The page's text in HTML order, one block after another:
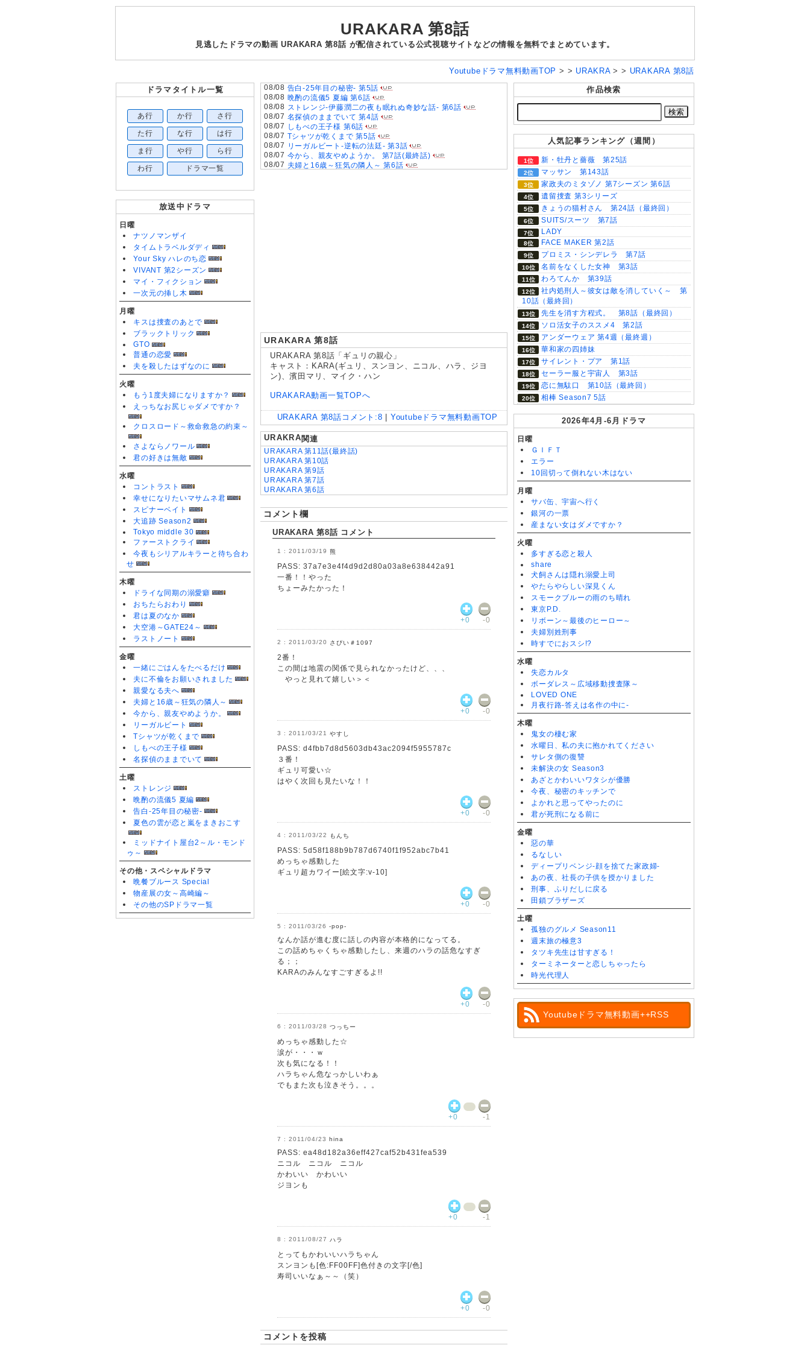
URAKARA 第8話
見逃したドラマの動画 URAKARA 第8話 が配信されている公式視聴サイトなどの情報を無料でまとめています。
Youtubeドラマ無料動画TOP > > URAKRA> > URAKARA 第8話
ドラマタイトル一覧
あ行 か行 さ行
た行 な行 は行
ま行 や行 ら行
わ行 ドラマ一覧
放送中ドラマ
日曜
ナツノマンザイ
タイムトラベルダディ
Your Sky ハレのち恋
VIVANT 第2シーズン
マイ・フィクション
一次元の挿し木
月曜
キスは捜査のあとで
ブラックトリック
GTO
普通の恋愛
夫を殺したはずなのに
火曜
もう1度夫婦になりますか？
えっちなお尻じゃダメですか？
クロスロード～救命救急の約束～
さよならノワール
君の好きは無敵
水曜
コントラスト
幸せになりたいマサムネ君
スピナーベイト
大追跡 Season2
Tokyo middle 30
ファーストクライ
今夜もシリアルキラーと待ち合わ
せ
木曜
ドライな同期の溺愛癖
おちたらおわり
君は夏のなか
大空港～GATE24～
ラストノート
金曜
一緒にごはんをたべるだけ
夫に不倫をお願いされました
親愛なる夫へ
夫婦と16歳～狂気の隣人～
今から、親友やめようか。
リーガルビート
Tシャツが乾くまで
しもべの王子様
名探偵のままでいて
土曜
ストレンジ
晩酌の流儀5 夏編
告白-25年目の秘密-
夏色の雲が恋と嵐をまきおこす
ミッドナイト屋台2～ル・モンド
ゥ～
その他・スペシャルドラマ
晩餐ブルース Special
物産展の女～高崎編～
その他のSPドラマ一覧
08/08 告白-25年目の秘密- 第5話
08/08 晩酌の流儀5 夏編 第6話
08/08 ストレンジ-伊藤潤二の夜も眠れぬ奇妙な話- 第6話
08/07 名探偵のままでいて 第4話
08/07
しもべの王子様 第6話
08/07 Tシャツが乾くまで 第5話
08/07
リーガルビート-逆転の法廷- 第3話
08/07 今から、親友やめようか。 第7話(最終話)
08/07 夫婦と16歳～狂気の隣人～ 第6話
URAKARA 第8話
URAKARA 第8話「ギュリの親心」
キャスト：KARA(ギュリ、スンヨン、ニコル、ハラ、ジヨ
ン)、濱田マリ、マイク・ハン
URAKARA動画一覧TOPへ
URAKARA 第8話 コメント:8 Youtubeドラマ無料動画TOP
URAKRA 関連
URAKARA 第11話(最終話)
URAKARA 第10話
URAKARA 第9話
URAKARA 第7話
URAKARA 第6話
URAKARA 第4話
URAKARA 総集編
URAKARA 第3話
URAKARA 第2話
URAKARA
コメント欄
URAKARA 第8話 コメント
2011/03/19 熊
PASS: 37a7e3e4f4d9d2d80a03a8e638442a91
一番！！やった
ちょーみたかった！
+0 -0
2011/03/20 さぴい＃1097
2番！
この間は地震の関係で見られなかったけど、、、
やっと見れて嬉しい＞＜
+0 -0
2011/03/21 やすし
PASS: d4fbb7d8d5603db43ac2094f5955787c
３番！
ギュリ可愛い☆
はやく次回も見たいな！！
+0 -0
2011/03/22 もんち
PASS: 5d58f188b9b787d6740f1f952abc7b41
めっちゃ感動した
ギュリ超カワイー[絵文字:v-10]
+0 -0
2011/03/26 -pop-
なんか話が進む度に話しの内容が本格的になってる。
この話めちゃくちゃ感動したし、来週のハラの話危なすぎ
る；；
KARAのみんなすごすぎるよ!!
+0 -0
2011/03/28 つっちー
めっちゃ感動した☆
涙が・・・ｗ
次も気になる！！
ハラちゃん危なっかしいわぁ
でもまた次も泣きそう。。。
+0 -1
2011/04/23 hina
PASS: ea48d182a36eff427caf52b431fea539
ニコル ニコル ニコル
かわいい かわいい
ジヨンも
+0 -1
2011/08/27 ハラ
とってもかわいいハラちゃん
スンヨンも[色:FF00FF]色付きの文字[/色]
寿司いいなぁ～～（笑）
+0 -0
コメントを投稿
作品検索
人気記事ランキング（週間）
新・牡丹と薔薇 第25話
マッサン 第143話
家政夫のミタゾノ 第7シーズン 第6話
遺留捜査 第3シリーズ
きょうの猫村さん 第24話（最終回）
SUITS/スーツ 第7話
LADY
FACE MAKER 第2話
プロミス・シンデレラ 第7話
名前をなくした女神 第3話
わろてんか 第39話
社内処刑人～彼女は敵を消していく～ 第
10話（最終回）
先生を消す方程式。 第8話（最終回）
ソロ活女子のススメ4 第2話
アンダーウェア 第4週（最終週）
華和家の四姉妹
サイレント・プア 第1話
セーラー服と宇宙人 第3話
恋に無駄口 第10話（最終回）
相棒 Season7 5話
2026年4月-6月ドラマ
日曜
ＧＩＦＴ
エラー
10回切って倒れない木はない
月曜
サバ缶、宇宙へ行く
銀河の一票
産まない女はダメですか？
火曜
多すぎる恋と殺人
share
犬飼さんは隠れ溺愛上司
やたらやらしい深見くん
スモークブルーの雨のち晴れ
東京P.D.
リボーン～最後のヒーロー～
夫婦別姓刑事
時すでにおスシ!?
水曜
失恋カルタ
ボーダレス～広域移動捜査隊～
LOVED ONE
月夜行路-答えは名作の中に-
木曜
鬼女の棲む家
水曜日、私の夫に抱かれてください
サレタ側の復讐
未解決の女 Season3
あざとかわいいワタシが優勝
今夜、秘密のキッチンで
よかれと思ってやったのに
君が死刑になる前に
金曜
惡の華
るなしい
ディープリベンジ-顔を捨てた家政婦-
あの夜、社長の子供を授かりました
刑事、ふりだしに戻る
田鎖ブラザーズ
土曜
孤独のグルメ Season11
週末旅の極意3
タツキ先生は甘すぎる！
ターミネーターと恋しちゃったら
時光代理人
Youtubeドラマ無料動画++RSS